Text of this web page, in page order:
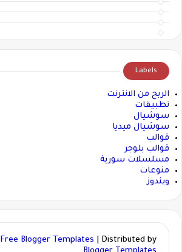
Labels
الربح من الانترنت
تطبيقات
سوشيال
سوشيال ميديا
قوالب
قوالب بلوجر
مسلسلات سورية
منوعات
ويندوز
Free Blogger Templates | Distributed by